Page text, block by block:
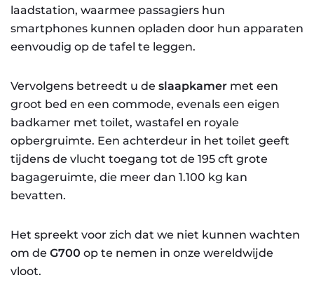
laadstation, waarmee passagiers hun
smartphones kunnen opladen door hun apparaten
eenvoudig op de tafel te leggen.
Vervolgens betreedt u de slaapkamer met een
groot bed en een commode, evenals een eigen
badkamer met toilet, wastafel en royale
opbergruimte. Een achterdeur in het toilet geeft
tijdens de vlucht toegang tot de 195 cft grote
bagageruimte, die meer dan 1.100 kg kan
bevatten.
Het spreekt voor zich dat we niet kunnen wachten
om de G700 op te nemen in onze wereldwijde
vloot.